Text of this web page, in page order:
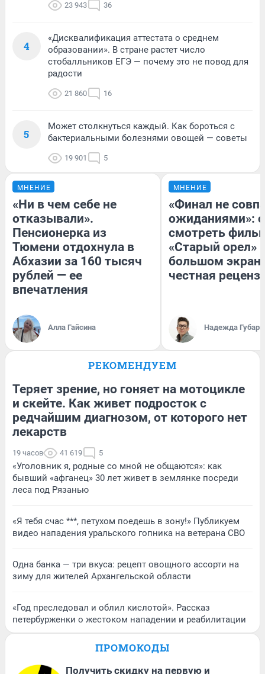
23 943 36
4
«Дисквалификация аттестата о среднем
образовании». В стране растет число
стобалльников ЕГЭ — почему это не повод для
радости
21 860 16
5
Может столкнуться каждый. Как бороться с
бактериальными болезнями овощей — советы
19 901 5
МНЕНИЕ
«Ни в чем себе не
отказывали».
Пенсионерка из
Тюмени отдохнула в
Абхазии за 160 тысяч
рублей — ее
впечатления
Алла Гайсина
МНЕНИЕ
«Финал не
ожиданиями»:
смотреть
«Старый орел»
большом
честная
Надежда Губарь
РЕКОМЕНДУЕМ
Теряет зрение, но гоняет на мотоцикле
и скейте. Как живет подросток с
редчайшим диагнозом, от которого нет
лекарств
19 часов 41 619 5
«Уголовник я, родные со мной не общаются»: как
бывший «афганец» 30 лет живет в землянке посреди
леса под Рязанью
«Я тебя счас ***, петухом поедешь в зону!» Публикуем
видео нападения уральского гопника на ветерана СВО
Одна банка — три вкуса: рецепт овощного ассорти на
зиму для жителей Архангельской области
«Год преследовал и облил кислотой». Рассказ
петербурженки о жестоком нападении и реабилитации
ПРОМОКОДЫ
Получить скидку на первую и